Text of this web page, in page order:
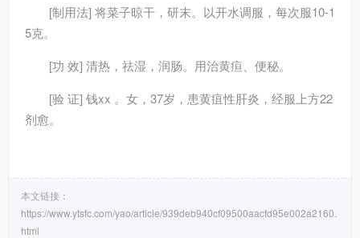
[制用法] 将菜子晾干，研末。以开水调服，每次服10-1
5克。
[功 效] 清热，祛湿，润肠。用治黄疸、便秘。
[验 证] 钱xx 。女，37岁，患黄疽性肝炎，经服上方22
剂愈。
本文链接：
https://www.ytsfc.com/yao/article/939deb940cf09500aacfd95e002a2160.
html